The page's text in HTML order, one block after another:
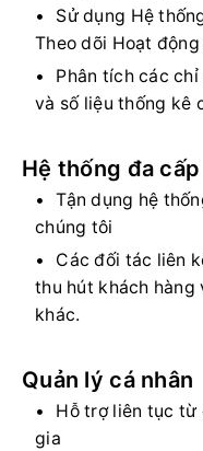
Sử dụng Hệ
Theo dõi Hoạt
Phân tích các chỉ
và số liệu thống kê
Hệ thống đa cấp
Tận dụng hệ
chúng tôi
Các đối tác liên
thu hút khách
khác.
Quản lý cá nhân
Hỗ trợ liên tục từ
gia